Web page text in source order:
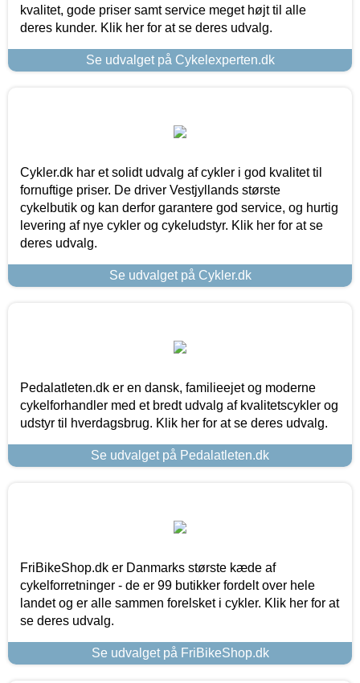
kvalitet, gode priser samt service meget højt til alle
deres kunder. Klik her for at se deres udvalg.
Se udvalget på Cykelexperten.dk
Cykler.dk har et solidt udvalg af cykler i god kvalitet til
fornuftige priser. De driver Vestjyllands største
cykelbutik og kan derfor garantere god service, og hurtig
levering af nye cykler og cykeludstyr. Klik her for at se
deres udvalg.
Se udvalget på Cykler.dk
Pedalatleten.dk er en dansk, familieejet og moderne
cykelforhandler med et bredt udvalg af kvalitetscykler og
udstyr til hverdagsbrug. Klik her for at se deres udvalg.
Se udvalget på Pedalatleten.dk
FriBikeShop.dk er Danmarks største kæde af
cykelforretninger - de er 99 butikker fordelt over hele
landet og er alle sammen forelsket i cykler. Klik her for at
se deres udvalg.
Se udvalget på FriBikeShop.dk